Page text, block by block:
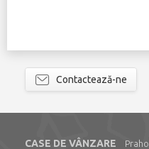
Contactează-ne
CASE DE VÂNZARE